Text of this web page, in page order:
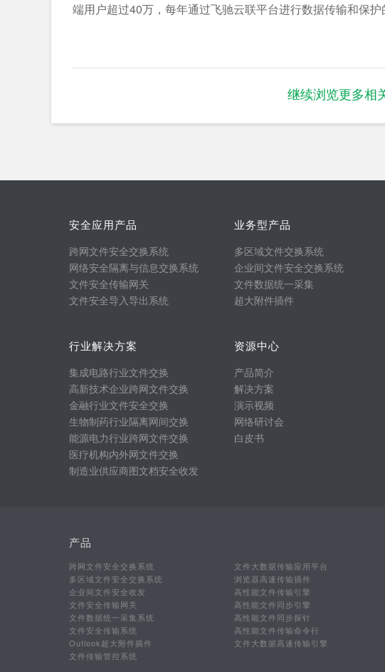
端用户超过40万，每年通过飞驰云联平台进行数据传输和保护
继续浏览更多相
安全应用产品
跨网文件安全交换系统
网络安全隔离与信息交换系统
文件安全传输网关
文件安全导入导出系统
业务型产品
多区域文件交换系统
企业间文件安全交换系统
文件数据统一采集
超大附件插件
行业解决方案
集成电路行业文件交换
高新技术企业跨网文件交换
金融行业文件安全交换
生物制药行业隔离网间交换
能源电力行业跨网文件交换
医疗机构内外网文件交换
制造业供应商图文档安全收发
资源中心
产品简介
解决方案
演示视频
网络研讨会
白皮书
产品
跨网文件安全交换系统
多区域文件安全交换系统
企业间文件安全收发
文件安全传输网关
文件数据统一采集系统
文件安全传输系统
Outlook超大附件插件
文件传输管控系统
文件大数据传输应用平台
浏览器高速传输插件
高性能文件传输引擎
高性能文件同步引擎
高性能文件同步探针
高性能文件传输命令行
文件大数据高速传输引擎